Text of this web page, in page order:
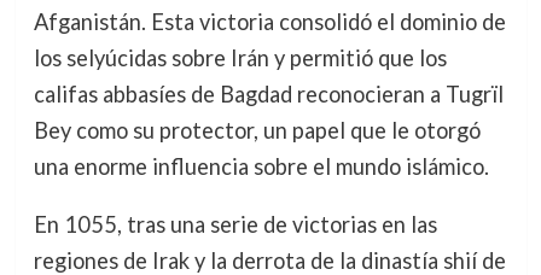
Afganistán. Esta victoria consolidó el dominio de
los selyúcidas sobre Irán y permitió que los
califas abbasíes de Bagdad reconocieran a Tugrïl
Bey como su protector, un papel que le otorgó
una enorme influencia sobre el mundo islámico.
En 1055, tras una serie de victorias en las
regiones de Irak y la derrota de la dinastía shií de